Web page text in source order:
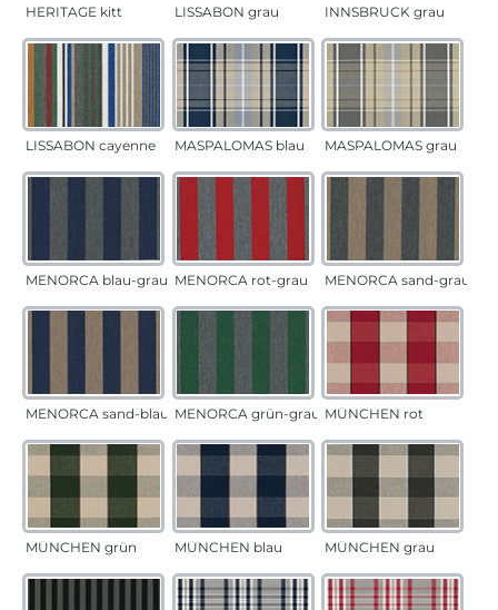
HERITAGE kitt LISSABON grau INNSBRUCK grau
LISSABON cayenne MASPALOMAS blau MASPALOMAS grau
MENORCA blau-grau MENORCA rot-grau MENORCA sand-grau
MENORCA sand-blau MENORCA grün-grau MÜNCHEN rot
MÜNCHEN grün MÜNCHEN blau MÜNCHEN grau